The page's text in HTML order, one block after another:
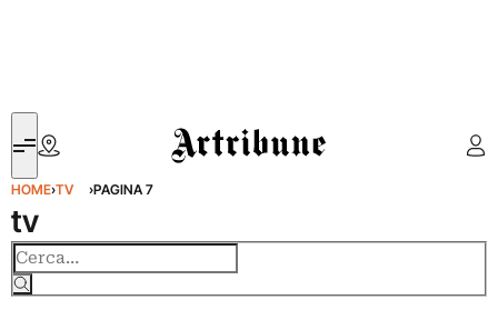
Artribune
HOME›TV ›PAGINA 7
tv